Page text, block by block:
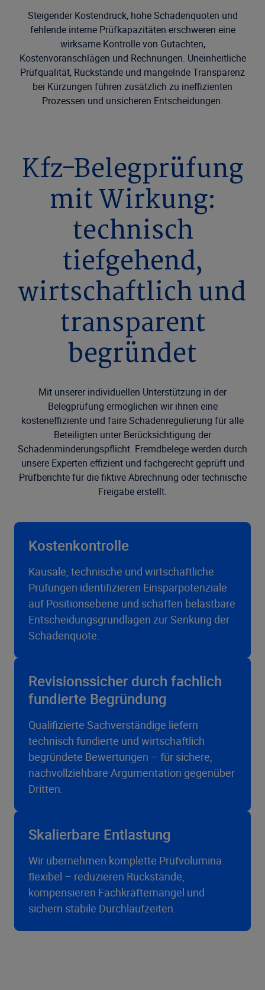
Steigender Kostendruck, hohe Schadenquoten und
fehlende interne Prüfkapazitäten erschweren eine
wirksame Kontrolle von Gutachten,
Kostenvoranschlägen und Rechnungen. Uneinheitliche
Prüfqualität, Rückstände und mangelnde Transparenz
bei Kürzungen führen zusätzlich zu ineffizienten
Prozessen und unsicheren Entscheidungen.
Kfz-Belegprüfung
mit Wirkung:
technisch
tiefgehend,
wirtschaftlich und
transparent
begründet
Mit unserer individuellen Unterstützung in der
Belegprüfung ermöglichen wir ihnen eine
kosteneffiziente und faire Schadenregulierung für alle
Beteiligten unter Berücksichtigung der
Schadenminderungspflicht. Fremdbelege werden durch
unsere Experten effizient und fachgerecht geprüft und
Prüfberichte für die fiktive Abrechnung oder technische
Freigabe erstellt.
Kostenkontrolle
Kausale, technische und wirtschaftliche
Prüfungen identifizieren Einsparpotenziale
auf Positionsebene und schaffen belastbare
Entscheidungsgrundlagen zur Senkung der
Schadenquote.
Revisionssicher durch fachlich
fundierte Begründung
Qualifizierte Sachverständige liefern
technisch fundierte und wirtschaftlich
begründete Bewertungen – für sichere,
nachvollziehbare Argumentation gegenüber
Dritten.
Skalierbare Entlastung
Wir übernehmen komplette Prüfvolumina
flexibel – reduzieren Rückstände,
kompensieren Fachkräftemangel und
sichern stabile Durchlaufzeiten.